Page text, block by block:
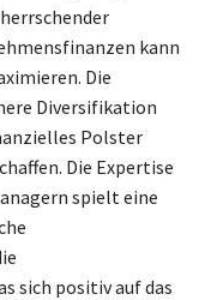
kann
Die
Diversifikation
Polster
Die Expertise
spielt eine
sich positiv auf das